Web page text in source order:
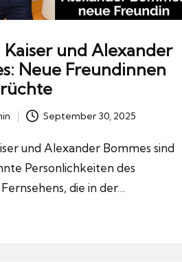
und Alexander
Neue Freundinnen
September 30, 2025
und Alexander Bommes sind
Personlichkeiten des
die in der…